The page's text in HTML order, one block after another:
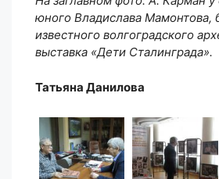
юного Владислава Мамонтова,
известного волгоградского
выставка «Дети Сталинграда».
Татьяна Данилова